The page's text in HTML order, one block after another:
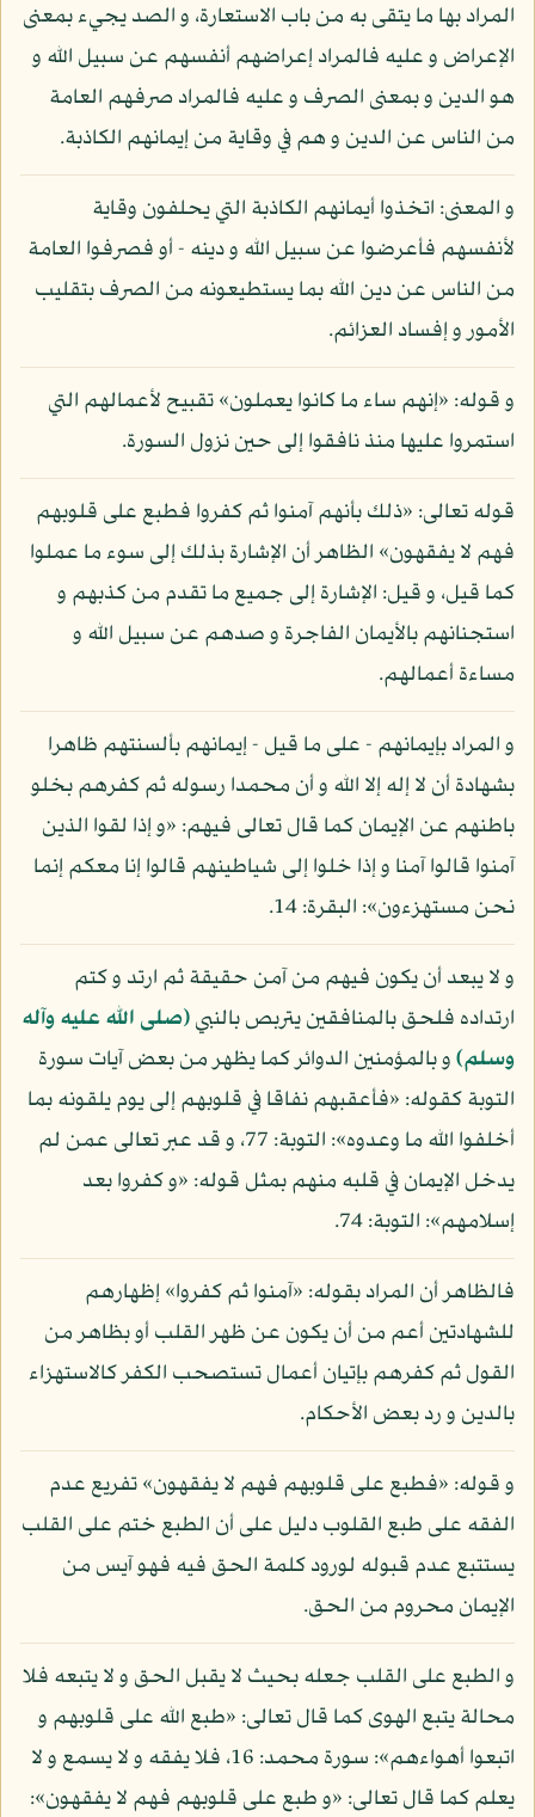
المراد بها ما يتقى به من باب الاستعارة، و الصد يجيء بمعنى
الإعراض و عليه فالمراد إعراضهم أنفسهم عن سبيل الله و
هو الدين و بمعنى الصرف و عليه فالمراد صرفهم العامة
من الناس عن الدين و هم في وقاية من إيمانهم الكاذبة.
و المعنى: اتخذوا أيمانهم الكاذبة التي يحلفون وقاية
لأنفسهم فأعرضوا عن سبيل الله و دينه - أو فصرفوا العامة
من الناس عن دين الله بما يستطيعونه من الصرف بتقليب
الأمور و إفساد العزائم.
و قوله: «إنهم ساء ما كانوا يعملون» تقبيح لأعمالهم التي
استمروا عليها منذ نافقوا إلى حين نزول السورة.
قوله تعالى: «ذلك بأنهم آمنوا ثم كفروا فطبع على قلوبهم
فهم لا يفقهون» الظاهر أن الإشارة بذلك إلى سوء ما عملوا
كما قيل، و قيل: الإشارة إلى جميع ما تقدم من كذبهم و
استجنانهم بالأيمان الفاجرة و صدهم عن سبيل الله و
مساءة أعمالهم.
و المراد بإيمانهم - على ما قيل - إيمانهم بألسنتهم ظاهرا
بشهادة أن لا إله إلا الله و أن محمدا رسوله ثم كفرهم بخلو
باطنهم عن الإيمان كما قال تعالى فيهم: «و إذا لقوا الذين
آمنوا قالوا آمنا و إذا خلوا إلى شياطينهم قالوا إنا معكم إنما
نحن مستهزءون»: البقرة: 14.
و لا يبعد أن يكون فيهم من آمن حقيقة ثم ارتد و كتم
ارتداده فلحق بالمنافقين يتربص بالنبي(صلى الله عليه وآله
وسلم)و بالمؤمنين الدوائر كما يظهر من بعض آيات سورة
التوبة كقوله: «فأعقبهم نفاقا في قلوبهم إلى يوم يلقونه بما
أخلفوا الله ما وعدوه»: التوبة: 77، و قد عبر تعالى عمن لم
يدخل الإيمان في قلبه منهم بمثل قوله: «و كفروا بعد
إسلامهم»: التوبة: 74.
فالظاهر أن المراد بقوله: «آمنوا ثم كفروا» إظهارهم
للشهادتين أعم من أن يكون عن ظهر القلب أو بظاهر من
القول ثم كفرهم بإتيان أعمال تستصحب الكفر كالاستهزاء
بالدين و رد بعض الأحكام.
و قوله: «فطبع على قلوبهم فهم لا يفقهون» تفريع عدم
الفقه على طبع القلوب دليل على أن الطبع ختم على القلب
يستتبع عدم قبوله لورود كلمة الحق فيه فهو آيس من
الإيمان محروم من الحق.
و الطبع على القلب جعله بحيث لا يقبل الحق و لا يتبعه فلا
محالة يتبع الهوى كما قال تعالى: «طبع الله على قلوبهم و
اتبعوا أهواءهم»: سورة محمد: 16، فلا يفقه و لا يسمع و لا
يعلم كما قال تعالى: «و طبع على قلوبهم فهم لا يفقهون»: